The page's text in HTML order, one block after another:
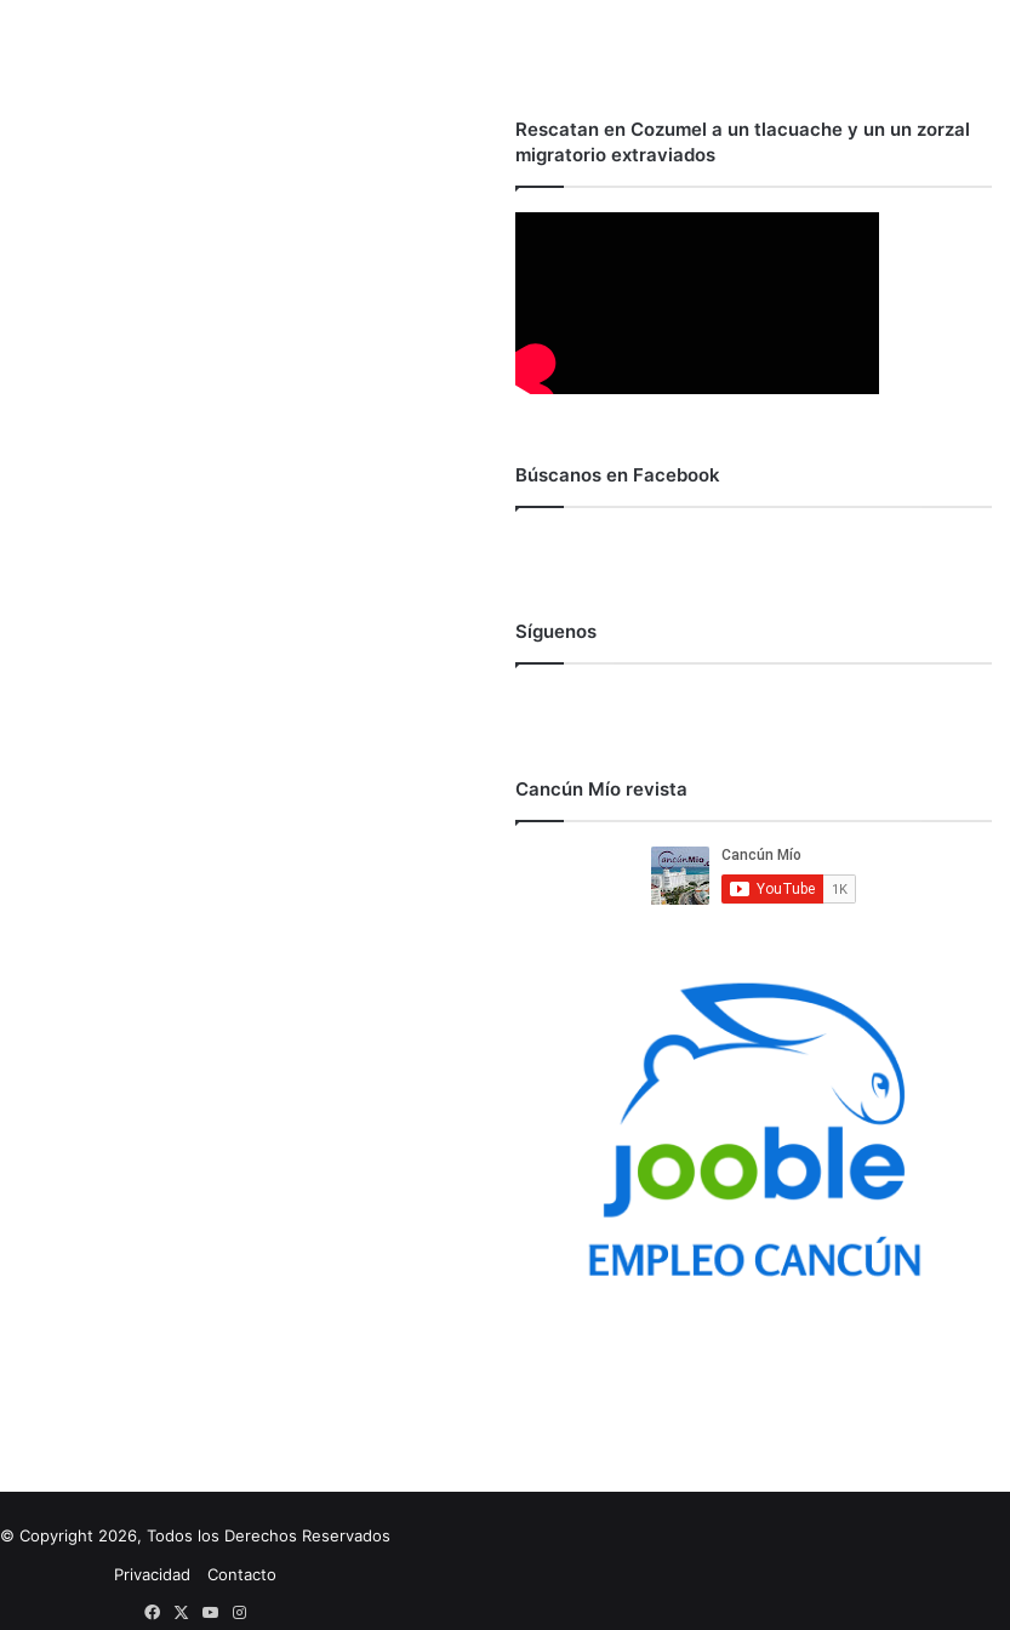
Rescatan en Cozumel a un tlacuache y un un zorzal
migratorio extraviados
Búscanos en Facebook
Síguenos
Cancún Mío revista
© Copyright 2026, Todos los Derechos Reservados
Privacidad
Contacto
FacebookYouTubeInstagram